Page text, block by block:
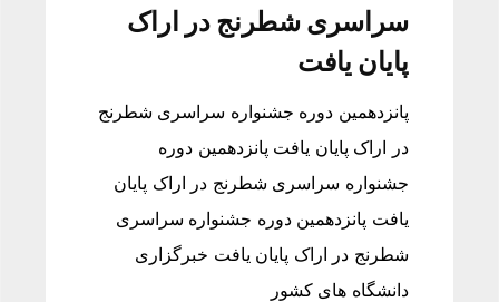
سراسری شطرنج در اراک
پایان یافت
پانزدهمین دوره جشنواره سراسری شطرنج
در اراک پایان یافت پانزدهمین دوره
جشنواره سراسری شطرنج در اراک پایان
یافت پانزدهمین دوره جشنواره سراسری
شطرنج در اراک پایان یافت خبرگزاری
دانشگاه های کشور